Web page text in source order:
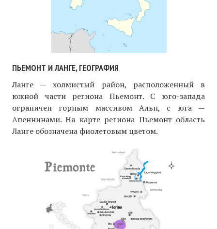
ПЬЕМОНТ И ЛАНГЕ, ГЕОГРАФИЯ
Ланге — холмистый район, расположенный в
южной части региона Пьемонт. С юго-запада
ограничен горным массивом Альп, с юга —
Апеннинами. На карте региона Пьемонт область
Ланге обозначена фиолетовым цветом.